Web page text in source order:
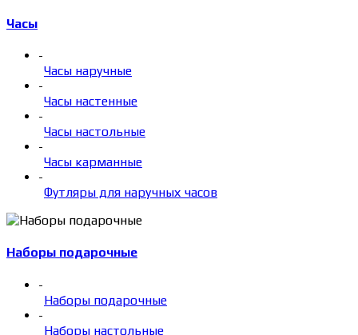
Часы
-
Часы наручные
-
Часы настенные
-
Часы настольные
-
Часы карманные
-
Футляры для наручных часов
Наборы подарочные
-
Наборы подарочные
-
Наборы настольные